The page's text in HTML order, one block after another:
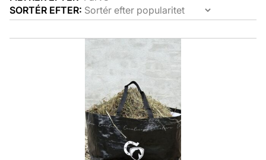
SORTÉR EFTER: